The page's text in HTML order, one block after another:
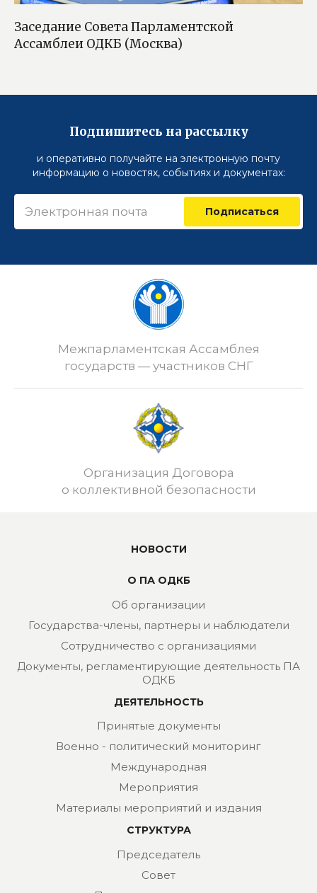
Заседание Совета Парламентской
Ассамблеи ОДКБ (Москва)
Подпишитесь на рассылку
и оперативно получайте на электронную почту
информацию о новостях, событиях и документах:
Подписаться
Межпарламентская Ассамблея
государств — участников СНГ
Организация Договора
о коллективной безопасности
НОВОСТИ
О ПА ОДКБ
Об организации
Государства-члены, партнеры и наблюдатели
Сотрудничество с организациями
Документы, регламентирующие деятельность ПА
ОДКБ
ДЕЯТЕЛЬНОСТЬ
Принятые документы
Военно - политический мониторинг
Международная
Мероприятия
Материалы мероприятий и издания
СТРУКТУРА
Председатель
Совет